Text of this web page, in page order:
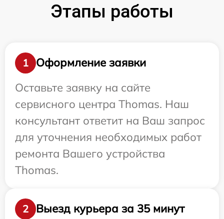
Этапы работы
1
Оформление заявки
Оставьте заявку на сайте
сервисного центра Thomas. Наш
консультант ответит на Ваш запрос
для уточнения необходимых работ
ремонта Вашего устройства
Thomas.
2 Выезд курьера за 35 минут